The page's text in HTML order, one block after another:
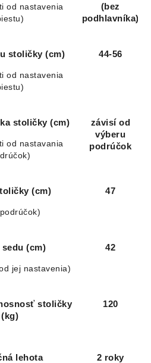
od nastavenia
(bez
podhlavníka)
stoličky (cm)
od nastavenia
44-56
stoličky (cm)
od nastavania
závisí od
výberu
podrúčok
(cm) 47
sedu (cm)
jej nastavenia)
42
stoličky
(kg)
120
lehota 2 roky